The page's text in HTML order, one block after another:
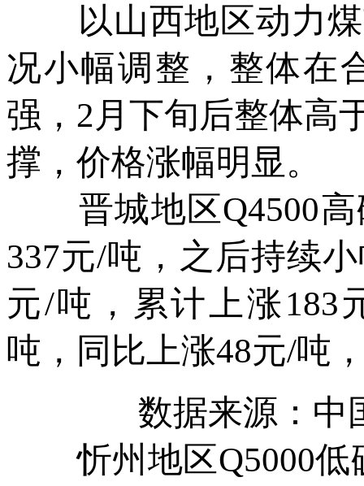
以山西地区动力煤
况小幅调整，整体在
强，2月下旬后整体高
撑，价格涨幅明显。
晋城地区Q4500高
337元/吨，之后持续
元/吨，累计上涨183
吨，同比上涨48元/吨
数据来源：中
忻州地区Q5000低